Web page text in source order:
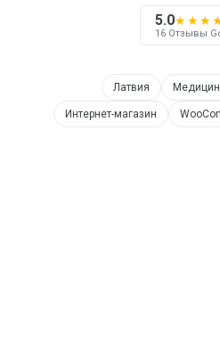
5.0
16 Отзывы
Латвия
Интернет-магазин